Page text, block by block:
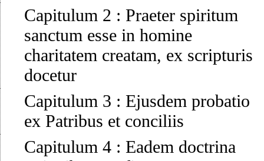
Capitulum 2 : Praeter spiritum
sanctum esse in homine
charitatem creatam, ex scripturis
docetur
Capitulum 3 : Ejusdem probatio
ex Patribus et conciliis
Capitulum 4 : Eadem doctrina